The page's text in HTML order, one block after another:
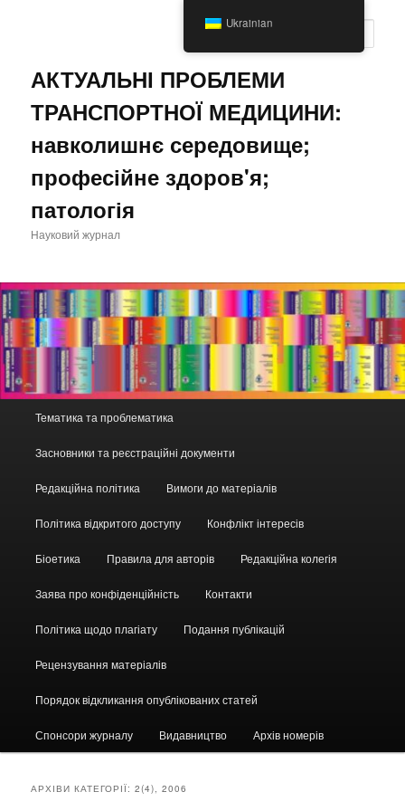
АКТУАЛЬНІ ПРОБЛЕМИ
ТРАНСПОРТНОЇ МЕДИЦИНИ:
навколишнє середовище;
професійне здоров'я;
патологія
Науковий журнал
Тематика та проблематика
Засновники та реєстраційні документи
Редакційна політика Вимоги до матеріалів
Політика відкритого доступу Конфлікт інтересів
Біоетика Правила для авторів Редакційна колегія
Заява про конфіденційність Контакти
Політика щодо плагіату Подання публікацій
Рецензування матеріалів
Порядок відкликання опублікованих статей
Спонсори журналу Видавництво Архів номерів
АРХІВИ КАТЕГОРІЇ:2(4), 2006
Ukrainian